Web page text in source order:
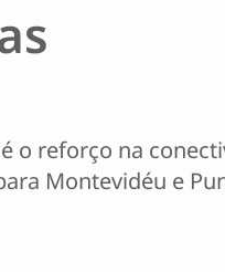
reforço na
Montevidéu e